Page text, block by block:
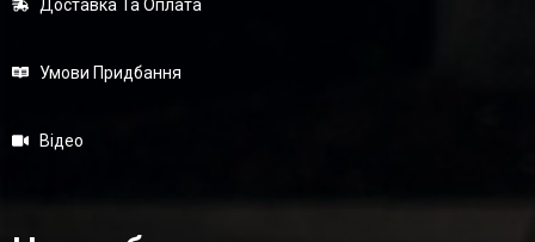
Доставка Та Оплата
Умови Придбання
Відео